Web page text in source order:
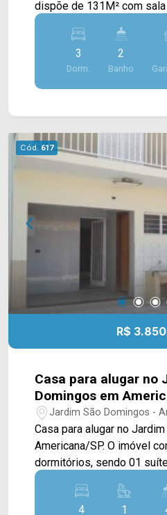
dispõe de 131M² com
cozinha com armários,
03 dormitórios > 02
vagas de garagem. Localizado próximo Av Abdo
Najar e com fácil acesso
Queiroz, uma área com
outros. Entre em contato com a nossa equipe de
vendas e agende a sua
Telefone Arbix: (19) 3475-4546 ARBIX
Presente em cada mudança!
3
Dorm.
2
Banho
Cód. 617
R$
Casa para alugar no
Domingos em
Jardim São Domingos -
Casa para alugar no
Americana/SP. O imóvel conta com 04
dormitórios, sendo 01
com armários, copa,
serviço coberta, área de
4 1